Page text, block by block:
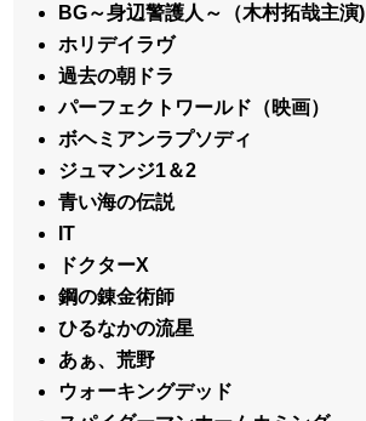
BG～身辺警護人～（木村拓哉主演)
ホリデイラヴ
過去の朝ドラ
パーフェクトワールド（映画）
ボヘミアンラプソディ
ジュマンジ1＆2
青い海の伝説
IT
ドクターX
鋼の錬金術師
ひるなかの流星
あぁ、荒野
ウォーキングデッド